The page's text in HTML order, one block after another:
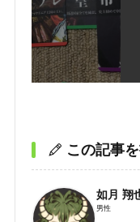
この記事
如月 翔
男性